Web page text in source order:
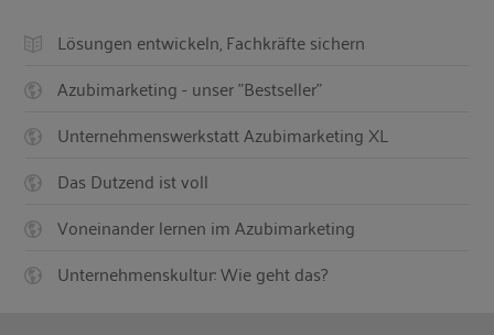
Lösungen entwickeln, Fachkräfte sichern
Azubimarketing - unser "Bestseller"
Unternehmenswerkstatt Azubimarketing XL
Das Dutzend ist voll
Voneinander lernen im Azubimarketing
Unternehmenskultur: Wie geht das?